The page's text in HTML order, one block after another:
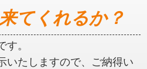
てくれるか？
す。
いたしますので、ご納得い